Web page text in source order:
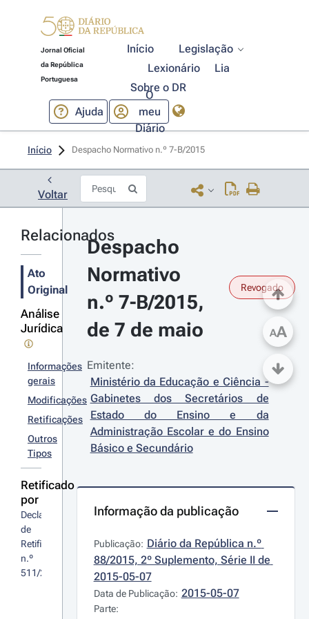
Jornal Oficial
da República
Portuguesa
Início
Legislação
Lexionário
Lia
Sobre o DR
Ajuda
O
meu
Diário
Início Despacho Normativo n.º 7-B/2015
Voltar
Relacionados
Ato
Original
Análise
Jurídica
Informações
gerais
Modificações
Retificações
Outros
Tipos
Retificado
por
Declaração
de
Retificação
n.º
511/2015
Despacho
Normativo
n.º 7-B/2015,
de 7 de maio
Revogado
Emitente:
Ministério da Educação e Ciência -
Gabinetes dos Secretários de
Estado do Ensino e da
Administração Escolar e do Ensino
Básico e Secundário
Informação da publicação
Publicação: Diário da República n.º
88/2015, 2º Suplemento, Série II de
2015-05-07
Data de Publicação: 2015-05-07
Parte:
AA